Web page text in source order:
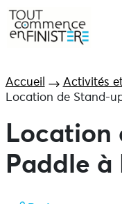
Accueil
Activités
Location de Stand-
Location
Paddle à